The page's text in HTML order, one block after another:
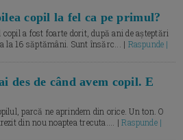
copil la fel ca pe primul?
a fost foarte dorit, după ani de așteptări
la 16 săptămâni. Sunt însărc... | Raspunde |
des de când avem copil. E
parcă ne aprindem din orice. Un ton. O
din nou noaptea trecuta.... |Raspunde |